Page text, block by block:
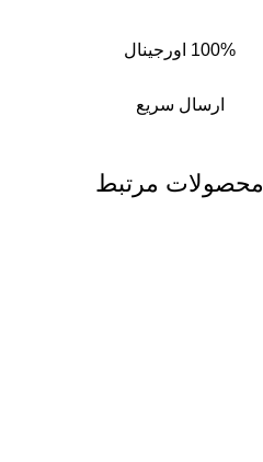
100% اورجینال
ارسال سریع
محصولات مرتبط